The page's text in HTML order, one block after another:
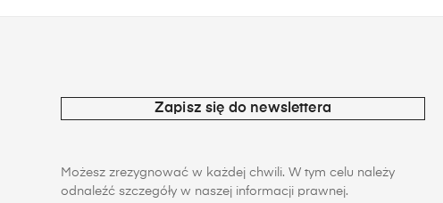
Zapisz się do newslettera
Możesz zrezygnować w każdej chwili. W tym celu należy
odnaleźć szczegóły w naszej informacji prawnej.